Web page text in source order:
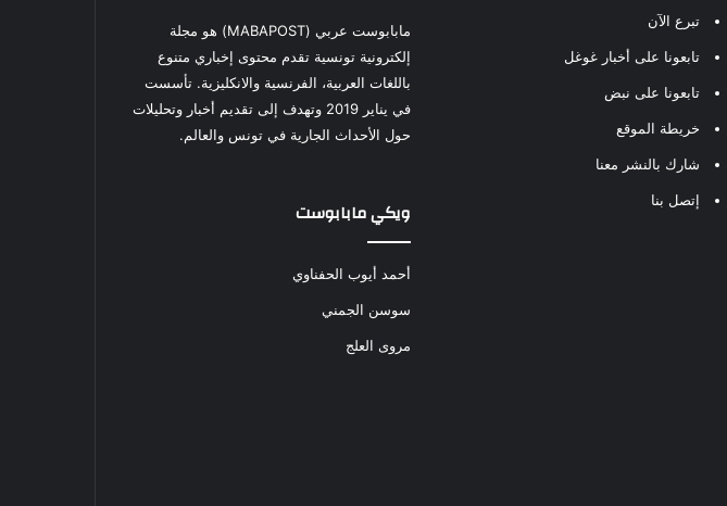
تبرع الآن
تابعونا على أخبار غوغل
تابعونا على نبض
خريطة الموقع
شارك بالنشر معنا
إتصل بنا
مابابوست عربي (MABAPOST) هو مجلة
إلكترونية تونسية تقدم محتوى إخباري متنوع
باللغات العربية، الفرنسية والانكليزية. تأسست
في يناير 2019 وتهدف إلى تقديم أخبار وتحليلات
حول الأحداث الجارية في تونس والعالم.
ويكي مابابوست
أحمد أيوب الحفناوي
سوسن الجمني
مروى العلج